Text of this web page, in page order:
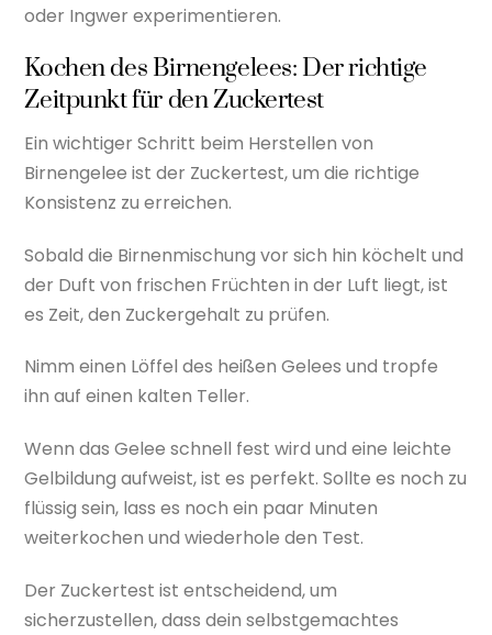
oder Ingwer experimentieren.
Kochen des Birnengelees: Der richtige
Zeitpunkt für den Zuckertest
Ein wichtiger Schritt beim Herstellen von
Birnengelee ist der Zuckertest, um die richtige
Konsistenz zu erreichen.
Sobald die Birnenmischung vor sich hin köchelt und
der Duft von frischen Früchten in der Luft liegt, ist
es Zeit, den Zuckergehalt zu prüfen.
Nimm einen Löffel des heißen Gelees und tropfe
ihn auf einen kalten Teller.
Wenn das Gelee schnell fest wird und eine leichte
Gelbildung aufweist, ist es perfekt. Sollte es noch zu
flüssig sein, lass es noch ein paar Minuten
weiterkochen und wiederhole den Test.
Der Zuckertest ist entscheidend, um
sicherzustellen, dass dein selbstgemachtes